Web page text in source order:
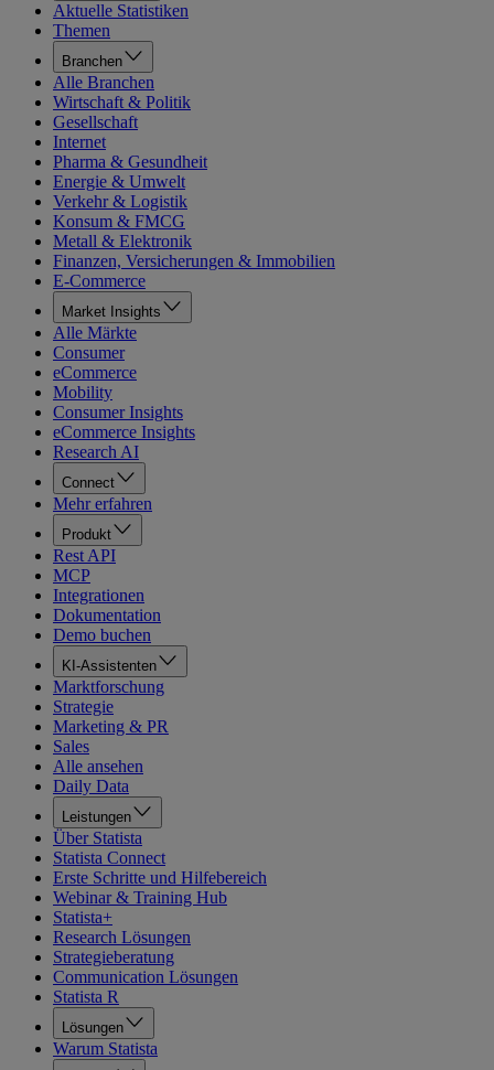
Aktuelle Statistiken
Themen
Branchen
Alle Branchen
Wirtschaft & Politik
Gesellschaft
Internet
Pharma & Gesundheit
Energie & Umwelt
Verkehr & Logistik
Konsum & FMCG
Metall & Elektronik
Finanzen, Versicherungen & Immobilien
E-Commerce
Market Insights
Alle Märkte
Consumer
eCommerce
Mobility
Consumer Insights
eCommerce Insights
Research AI
Connect
Mehr erfahren
Produkt
Rest API
MCP
Integrationen
Dokumentation
Demo buchen
KI-Assistenten
Marktforschung
Strategie
Marketing & PR
Sales
Alle ansehen
Daily Data
Leistungen
Über Statista
Statista Connect
Erste Schritte und Hilfebereich
Webinar & Training Hub
Statista+
Research Lösungen
Strategieberatung
Communication Lösungen
Statista R
Lösungen
Warum Statista